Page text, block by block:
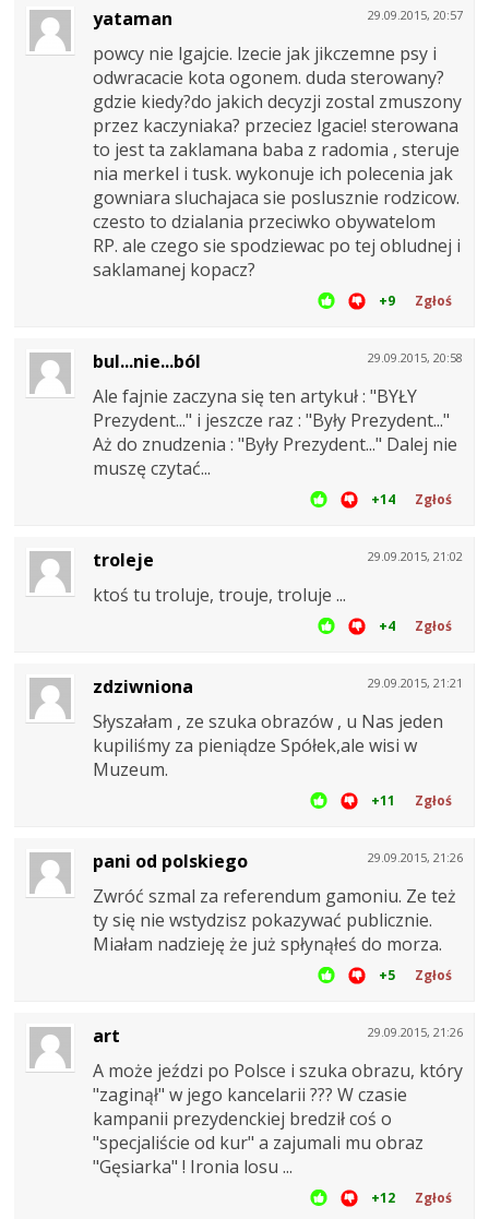
29.09.2015, 20:57
yataman
powcy nie lgajcie. lzecie jak jikczemne psy i
odwracacie kota ogonem. duda sterowany?
gdzie kiedy?do jakich decyzji zostal zmuszony
przez kaczyniaka? przeciez lgacie! sterowana
to jest ta zaklamana baba z radomia , steruje
nia merkel i tusk. wykonuje ich polecenia jak
gowniara sluchajaca sie poslusznie rodzicow.
czesto to dzialania przeciwko obywatelom
RP. ale czego sie spodziewac po tej obludnej i
saklamanej kopacz?
+9 Zgłoś
29.09.2015, 20:58
bul...nie...ból
Ale fajnie zaczyna się ten artykuł : "BYŁY
Prezydent..." i jeszcze raz : "Były Prezydent..."
Aż do znudzenia : "Były Prezydent..." Dalej nie
muszę czytać...
+14 Zgłoś
29.09.2015, 21:02
troleje
ktoś tu troluje, trouje, troluje ...
+4 Zgłoś
29.09.2015, 21:21
zdziwniona
Słyszałam , ze szuka obrazów , u Nas jeden
kupiliśmy za pieniądze Spółek,ale wisi w
Muzeum.
+11 Zgłoś
29.09.2015, 21:26
pani od polskiego
Zwróć szmal za referendum gamoniu. Ze też
ty się nie wstydzisz pokazywać publicznie.
Miałam nadzieję że już spłynąłeś do morza.
+5 Zgłoś
29.09.2015, 21:26
art
A może jeździ po Polsce i szuka obrazu, który
"zaginął" w jego kancelarii ??? W czasie
kampanii prezydenckiej bredził coś o
"specjaliście od kur" a zajumali mu obraz
"Gęsiarka" ! Ironia losu ...
+12 Zgłoś